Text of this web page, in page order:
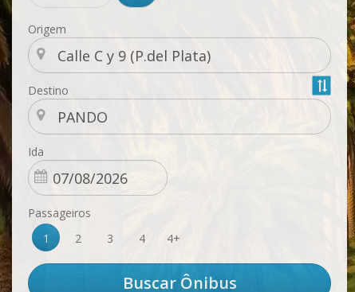
Origem
Destino
Ida
Passageiros
1
2 3 4 4+